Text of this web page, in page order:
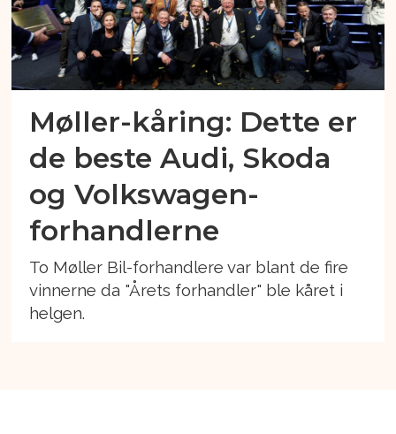
Møller-kåring: Dette er
de beste Audi, Skoda
og Volkswagen-
forhandlerne
To Møller Bil-forhandlere var blant de fire
vinnerne da "Årets forhandler" ble kåret i
helgen.